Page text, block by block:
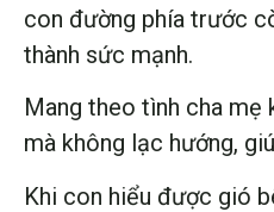
con đường phía trước
thành sức mạnh.
Mang theo tình cha mẹ
mà không lạc hướng,
Khi con hiểu được gió